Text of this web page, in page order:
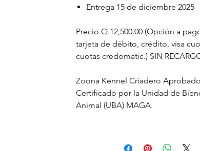
Entrega 15 de diciembre 2025
Precio Q.12,500.00 (Opción a
tarjeta de débito, crédito, visa
cuotas credomatic.) SIN
Zoona Kennel Criadero
Certificado por la Unidad de
Animal (UBA) MAGA.